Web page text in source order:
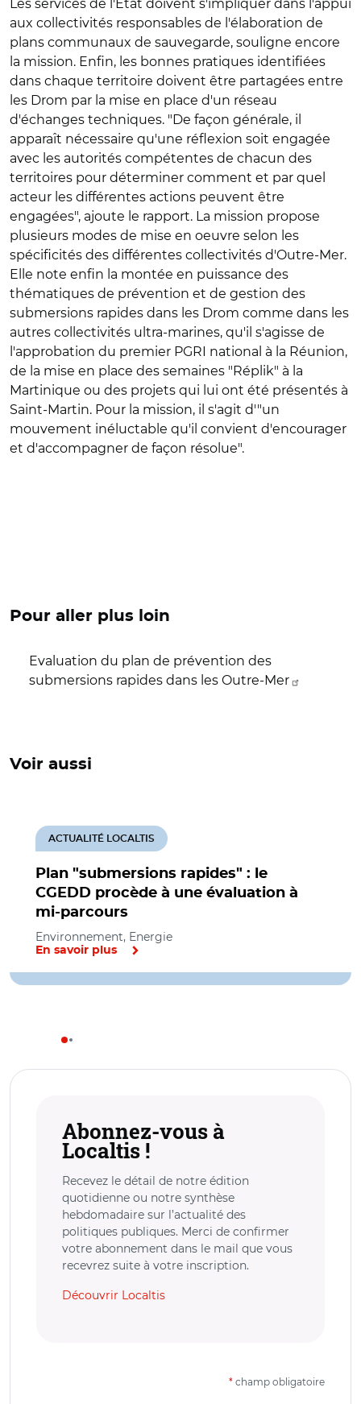
Les services de l'Etat doivent s'impliquer dans l'appui
aux collectivités responsables de l'élaboration de
plans communaux de sauvegarde, souligne encore
la mission. Enfin, les bonnes pratiques identifiées
dans chaque territoire doivent être partagées entre
les Drom par la mise en place d'un réseau
d'échanges techniques. "De façon générale, il
apparaît nécessaire qu'une réflexion soit engagée
avec les autorités compétentes de chacun des
territoires pour déterminer comment et par quel
acteur les différentes actions peuvent être
engagées", ajoute le rapport. La mission propose
plusieurs modes de mise en oeuvre selon les
spécificités des différentes collectivités d'Outre-Mer.
Elle note enfin la montée en puissance des
thématiques de prévention et de gestion des
submersions rapides dans les Drom comme dans les
autres collectivités ultra-marines, qu'il s'agisse de
l'approbation du premier PGRI national à la Réunion,
de la mise en place des semaines "Réplik" à la
Martinique ou des projets qui lui ont été présentés à
Saint-Martin. Pour la mission, il s'agit d'"un
mouvement inéluctable qu'il convient d'encourager
et d'accompagner de façon résolue".
Pour aller plus loin
Evaluation du plan de prévention des
submersions rapides dans les Outre-Mer
Voir aussi
Plan "submersions rapides" : le
CGEDD procède à une évaluation à
mi-parcours
ACTUALITÉ LOCALTIS
Environnement, Energie
En savoir plus
Abonnez-vous à
Localtis !
Recevez le détail de notre édition
quotidienne ou notre synthèse
hebdomadaire sur l’actualité des
politiques publiques. Merci de confirmer
votre abonnement dans le mail que vous
recevrez suite à votre inscription.
Découvrir Localtis
* champ obligatoire